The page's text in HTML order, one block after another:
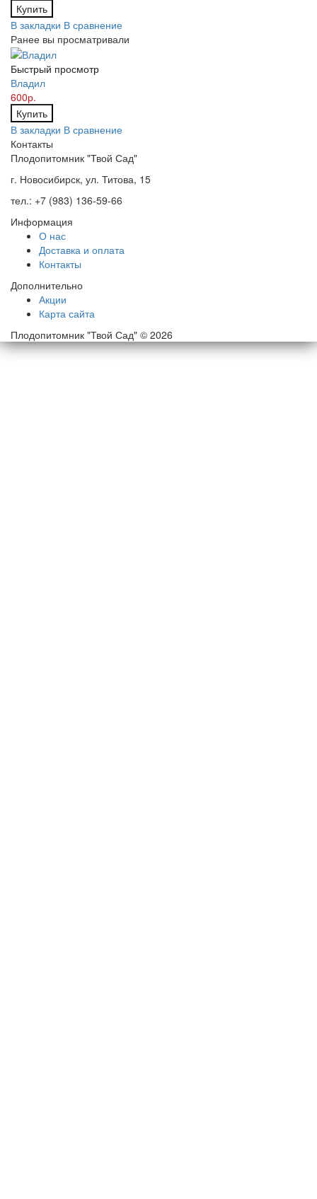
Купить
В закладки В сравнение
Ранее вы просматривали
Быстрый просмотр
Владил
600р.
Купить
В закладки В сравнение
Контакты
Плодопитомник "Твой Сад"
г. Новосибирск, ул. Титова, 15
тел.: +7 (983) 136-59-66
Информация
О нас
Доставка и оплата
Контакты
Дополнительно
Акции
Карта сайта
Плодопитомник "Твой Сад" © 2026